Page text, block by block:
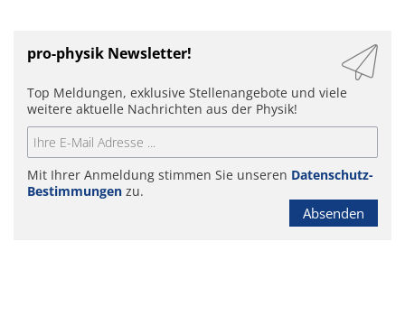
pro-physik Newsletter!
Top Meldungen, exklusive Stellenangebote und viele
weitere aktuelle Nachrichten aus der Physik!
Mit Ihrer Anmeldung stimmen Sie unseren Datenschutz-
Bestimmungen zu.
Absenden